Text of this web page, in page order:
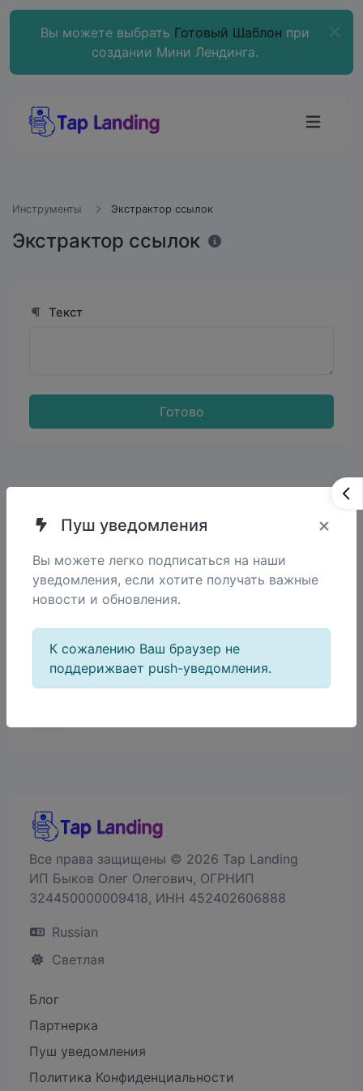
Вы можете выбрать Готовый Шаблон при
создании Мини Лендинга.
Инструменты Экстрактор ссылок
Экстрактор ссылок
Текст
Готово
текстового контента.
Поделиться
Все права защищены © 2026 Tap Landing
ИП Быков Олег Олегович, ОГРНИП
324450000009418, ИНН 452402606888
Russian
Светлая
Блог
Партнерка
Пуш уведомления
Политика Конфиденциальности
Пуш уведомления ×
Вы можете легко подписаться на наши
уведомления, если хотите получать важные
новости и обновления.
К сожалению Ваш браузер не
поддерижвает push-уведомления.